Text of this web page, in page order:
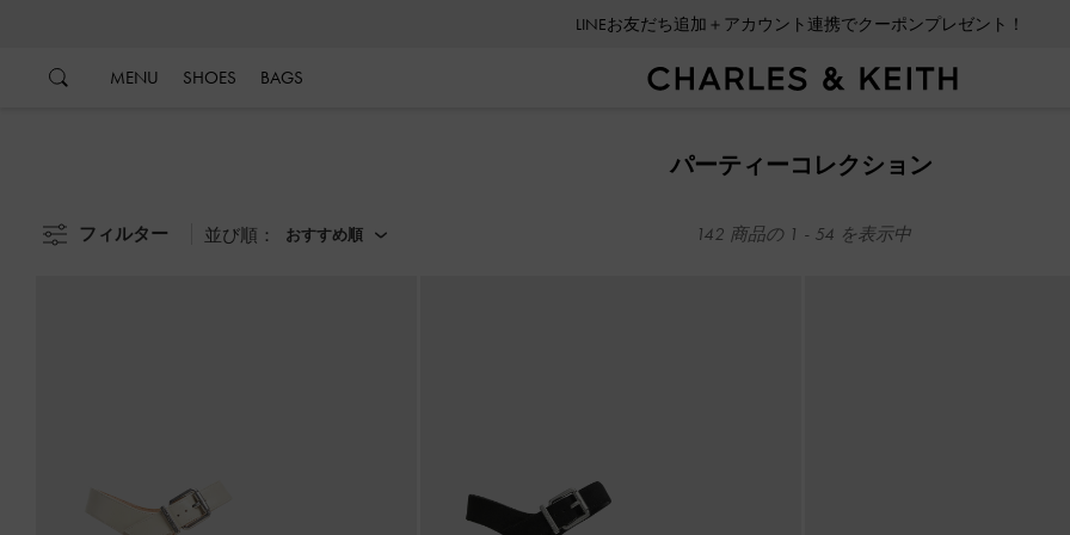
会員登録＋ニュースレター登録で10%OFFクーポンプレゼント！
MENU SHOES BAGS
パーティーコレクション
フィルター 並び順： おすすめ順 142 商品の 1 - 54 を表示中